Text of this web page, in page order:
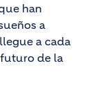
han
a
a cada
de la